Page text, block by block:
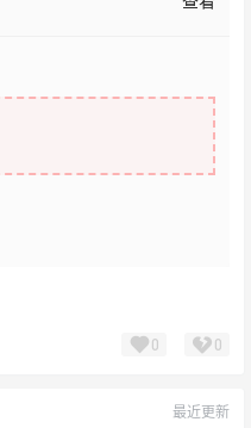
0 0
最近更新